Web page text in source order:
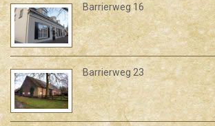
Barrierweg 16
Barrierweg 23